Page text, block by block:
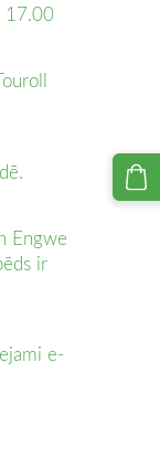
17.00
Engwe
ir
e-